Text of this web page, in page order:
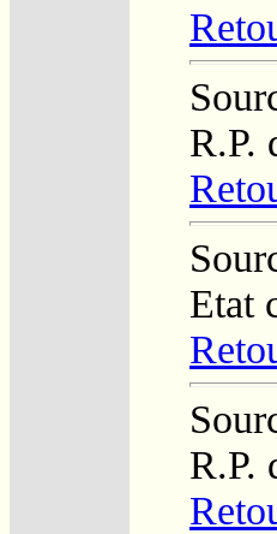
R.P.
Etat
R.P.